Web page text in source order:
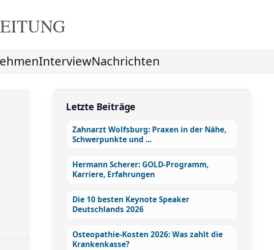
InterviewNachrichten
Letzte Beiträge
Zahnarzt Wolfsburg: Praxen in der Nähe,
Schwerpunkte und ...
Hermann Scherer: GOLD-Programm,
Karriere, Erfahrungen
Die 10 besten Keynote Speaker
Deutschlands 2026
Osteopathie-Kosten 2026: Was zahlt die
Krankenkasse?